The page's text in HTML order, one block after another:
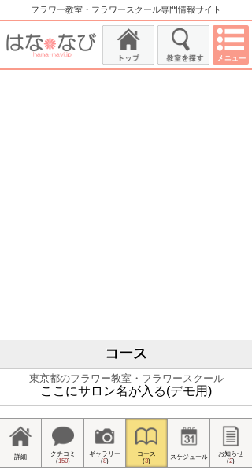
フラワー教室・フラワースクール専門情報サイト
コース
東京都のフラワー教室・フラワースクール
ここにサロン名が入る(デモ用)
詳細
クチコミ
(150)
ギャラリー
(8)
コース
(3)
スケジュール
お知らせ
(2)